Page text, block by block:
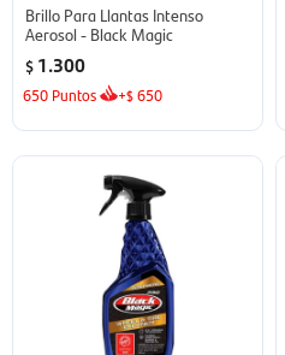
Brillo Para Llantas Intenso
Aerosol - Black Magic
$ 1.300
650 Puntos +$650